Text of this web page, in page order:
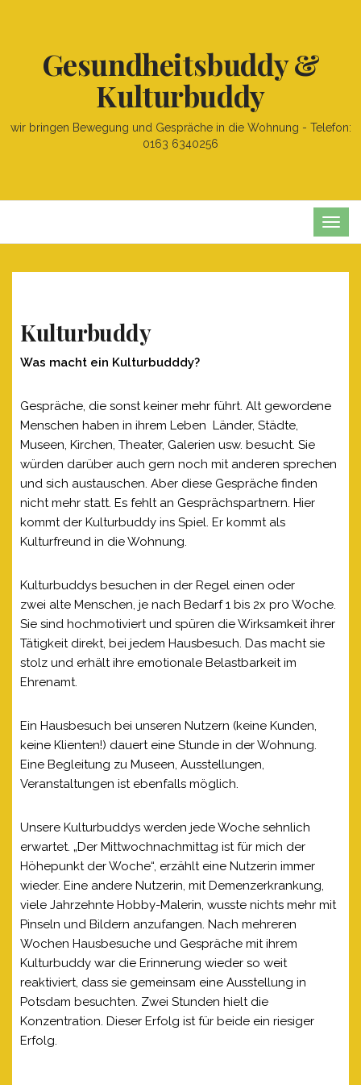
Gesundheitsbuddy &
Kulturbuddy
wir bringen Bewegung und Gespräche in die Wohnung - Telefon:
0163 6340256
Kulturbuddy
Was macht ein Kulturbudddy?
Gespräche, die sonst keiner mehr führt. Alt gewordene
Menschen haben in ihrem Leben Länder, Städte,
Museen, Kirchen, Theater, Galerien usw. besucht. Sie
würden darüber auch gern noch mit anderen sprechen
und sich austauschen. Aber diese Gespräche finden
nicht mehr statt. Es fehlt an Gesprächspartnern. Hier
kommt der Kulturbuddy ins Spiel. Er kommt als
Kulturfreund in die Wohnung.
Kulturbuddys besuchen in der Regel einen oder
zwei alte Menschen, je nach Bedarf 1 bis 2x pro Woche.
Sie sind hochmotiviert und spüren die Wirksamkeit ihrer
Tätigkeit direkt, bei jedem Hausbesuch. Das macht sie
stolz und erhält ihre emotionale Belastbarkeit im
Ehrenamt.
Ein Hausbesuch bei unseren Nutzern (keine Kunden,
keine Klienten!) dauert eine Stunde in der Wohnung.
Eine Begleitung zu Museen, Ausstellungen,
Veranstaltungen ist ebenfalls möglich.
Unsere Kulturbuddys werden jede Woche sehnlich
erwartet. „Der Mittwochnachmittag ist für mich der
Höhepunkt der Woche“, erzählt eine Nutzerin immer
wieder. Eine andere Nutzerin, mit Demenzerkrankung,
viele Jahrzehnte Hobby-Malerin, wusste nichts mehr mit
Pinseln und Bildern anzufangen. Nach mehreren
Wochen Hausbesuche und Gespräche mit ihrem
Kulturbuddy war die Erinnerung wieder so weit
reaktiviert, dass sie gemeinsam eine Ausstellung in
Potsdam besuchten. Zwei Stunden hielt die
Konzentration. Dieser Erfolg ist für beide ein riesiger
Erfolg.